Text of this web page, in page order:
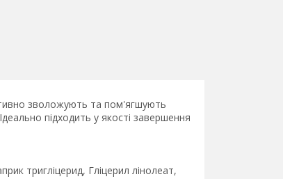
зволожують та пом'ягшують
підходить у якості завершення
тригліцерид, Гліцерил лінолеат,